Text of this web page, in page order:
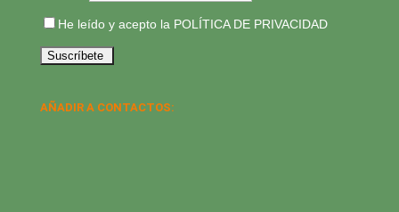
He leído y acepto la POLÍTICA DE PRIVACIDAD
AÑADIR A CONTACTOS: